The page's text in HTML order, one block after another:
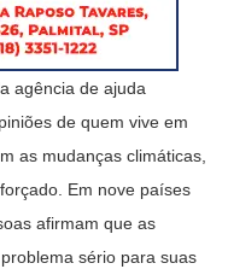
agência de ajuda
de quem vive em
as mudanças climáticas,
Em nove países
afirmam que as
sério para suas